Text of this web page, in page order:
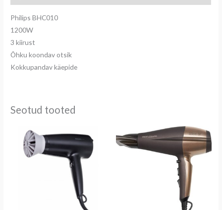
Philips BHC010
1200W
3 kiirust
Õhku koondav otsik
Kokkupandav käepide
Seotud tooted